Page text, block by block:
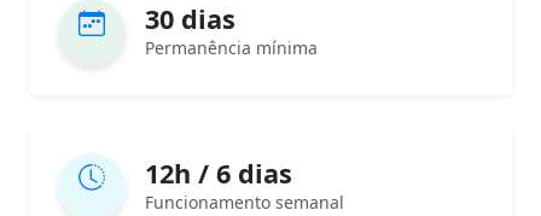
30 dias
Permanência mínima
12h / 6 dias
Funcionamento semanal